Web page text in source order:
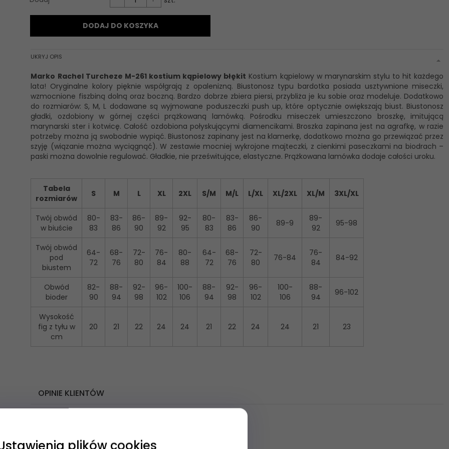
DODAJ DO KOSZYKA
UKRYJ OPIS
Marko Rachel Turcheze M-261 kostium kąpielowy błękit Kostium kąpielowy w marynarskim stylu to hit każdego
lata! Oryginalne kolory pięknie współgrają z opalenizną. Biustonosz typu bardotka posiada usztywnione miseczki,
wzmocnione fiszbiną dolną oraz boczną. Bardzo dobrze zbiera piersi, przybliża je ku sobie oraz modeluje. Dodatkowo
do rozmiarów: S, M, L dodawane są wyjmowane poduszeczki push up, które optycznie owiększają biust. Biustonosz
gładki, ozdobiony w górnej części prążkowaną lamówką. Pośrodku miseczek umieszczono broszkę, imitującą
marynarski ster i kotwicę. Całość ozdobiona połyskującymi diamencikami. Broszka zapinana jest na agrafkę, w razie
potrzeby można ją swobodnie wypiąć. Biustonosz zapinany jest na klamerkę, dodatkowo można go przewiązać przez
szyję (wiązanie można wyciągnąć). W zestawie mocniej wykrojone majteczki, z cienkimi paseczkami na biodrach –
paski można dowolnie regulować. Gładkie, nie prześwitujące, elastyczne. Prążkowana lamówka dodaje całości uroku.
Tabela
rozmiarów
S M L XL 2XL S/M M/L L/XL XL/2XL XL/M 3XL/XL
Twój obwód
w biuście
80-
83
83-
86
86-
90
89-
92
92-
95
80-
83
83-
86
86-
90
89-9
89-
92
95-98
Twój obwód
pod
biustem
64-
72
68-
76
72-
80
76-
84
80-
88
64-
72
68-
76
72-
80
76-84
76-
84
84-92
Obwód
bioder
82-
90
88-
94
92-
98
96-
102
100-
106
88-
94
92-
98
96-
102
100-
106
88-
94
96-102
Wysokość
fig z tyłu w
cm
20 21 22 24 24 21 22 24 24 21 23
OPINIE KLIENTÓW
plików cookies